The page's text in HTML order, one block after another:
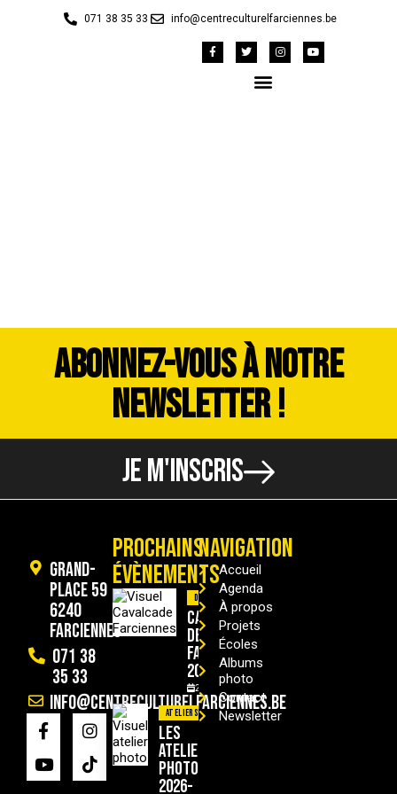
071 38 35 33 info@centreculturelfarciennes.be
ABONNEZ-VOUS À NOTRE
NEWSLETTER !
JE M'INSCRIS
Grand-
Place 59
6240
Farciennes
071 38
35 33
info@centreculturelfarciennes.be
PROCHAINS
ÉVÈNEMENTS
Divers
Cavalcade
de
Farciennes
2026
29/08/2026
Ateliers
Les
ateliers
photo
2026-
NAVIGATION
Accueil
Agenda
À propos
Projets
Écoles
Albums
photo
Contact
Newsletter